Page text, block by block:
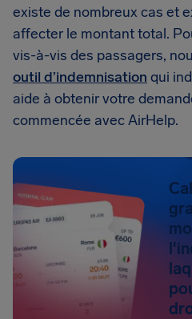
existe de nombreux cas et
affecter le montant total.
vis-à-vis des passagers,
outil d’indemnisation qui
aide à obtenir votre
commencée avec AirHelp.